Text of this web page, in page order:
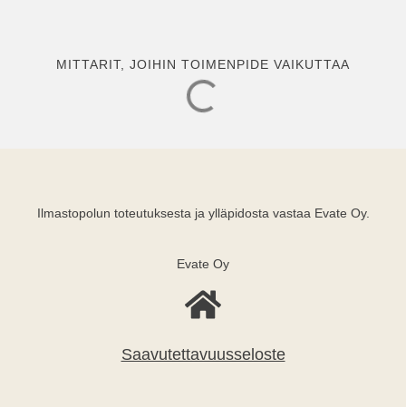
MITTARIT, JOIHIN TOIMENPIDE VAIKUTTAA
Ilmastopolun toteutuksesta ja ylläpidosta vastaa Evate Oy.
Evate Oy
Saavutettavuusseloste